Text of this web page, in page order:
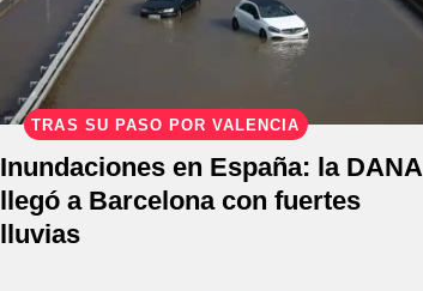
TRAS SU PASO POR VALENCIA
Inundaciones en España: la DANA
llegó a Barcelona con fuertes
lluvias